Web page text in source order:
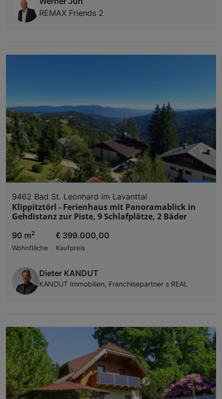
REMAX Friends 2
9462 Bad St. Leonhard im Lavanttal
Klippitztörl - Ferienhaus mit Panoramablick in
Gehdistanz zur Piste, 9 Schlafplätze, 2 Bäder
90 m2
Wohnfläche
€ 399.000,00
Kaufpreis
Dieter KANDUT
KANDUT Immobilien, Franchisepartner s REAL